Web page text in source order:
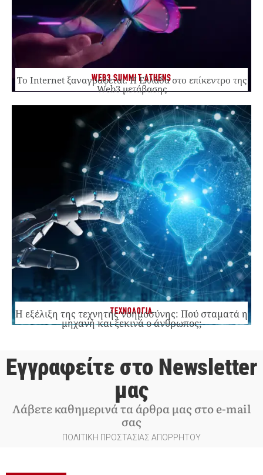
WEB3 SUMMIT ATHENS
Το Internet ξαναγράφεται. Η Ελλάδα στο επίκεντρο της
Web3 μετάβασης
ΤΕΧΝΟΛΟΓΙΑ
Η εξέλιξη της τεχνητής νοημοσύνης: Πού σταματά η
μηχανή και ξεκινά ο άνθρωπος;
Εγγραφείτε στο Newsletter
μας
Λάβετε καθημερινά τα άρθρα μας στο e-mail
σας
ΠΟΛΙΤΙΚΗ ΠΡΟΣΤΑΣΙΑΣ ΑΠΟΡΡΗΤΟΥ